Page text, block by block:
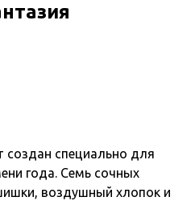
создан специально для
года. Семь сочных
воздушный хлопок и